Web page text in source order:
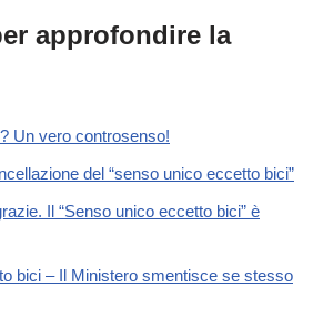
approfondire la
Un vero controsenso!
del “senso unico eccetto bici”
Il “Senso unico eccetto bici” è
bici – Il Ministero smentisce se stesso